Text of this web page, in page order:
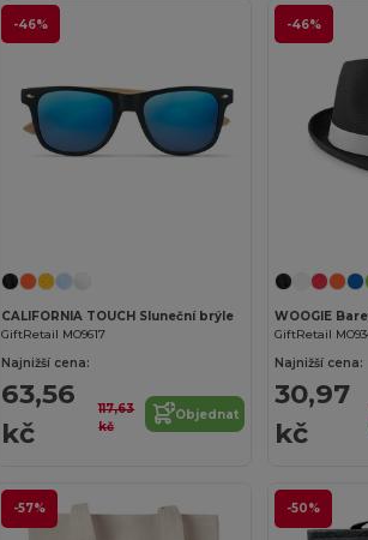
-46%
CALIFORNIA TOUCH Sluneční brýle
GiftRetail MO9617
Najnižší cena:
63,56
kč
117,63
kč
Objednat
-46%
WOOGIE
GiftRetail
Najnižší cena:
30,97
kč
-57% -50%